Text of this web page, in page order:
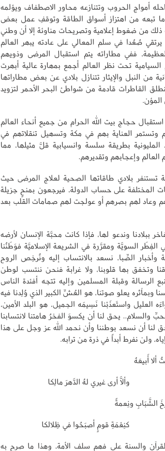
أمواج الحروب وتتنازعه محاور الاصطفاف ويؤلمه
تبعه من اهتزاز أسواق الطاقة وتوقفِ عمل بعض
من ضغوط إعلامية وتصريحات مناوئة إلا أن وطني
صُعُدا في سلم المعالي على عادته يبهر العالم
العظيمة، ففي مطاراته يتم استقبال المرضى وذويهم
تحت نظر العالم أجمع بمهارة عالية أبهرت
من النبل والإيثار تتنازل بلادي عن بعض مطاراتها
القاطرات قادمة من شواطئ البحر الأحمر لتزويد
المؤن.
حجاج بيت الله الحرام من جميع أنحاء العالم
وتستمر العناية بهم في مكة وتسهيل تنقلاتهم في
بطريقة سلسة وانسيابية قلَّ مثيلها، مما
وإعجابهم وتقديرهم.
بلادي طاقاتها الصحية لعلاج المرضى حيث
المختلفة على حساب الدولة، فيرجعون بمنحٍ جزيلة
وعاد لهم بصرهم أو عولجت لهم صمامات القلب بعد
ببلادنا وندعو لها، فإذا كانت محبَّة الإنسان لأرضه
الفِطَر السويَّة ومقرَّرة في الشريعة الإسلاميَّة فوَطَنُنا
وأخبار الصِّبا، نسعد بالانتساب إليه ونُرخِص الروح
وتخفق بها قلوبنا، ولا غرابة فنحن ننتسب لوطن
الرسالة وقبلة المسلمين وإليه تتجه أفئدة الناس
وبمآثره يعلو صوتنا، هو العُشِّ الكبير الذي وُلِدنا فيه
العليل واستَعذَبْنا نَسِيمَه الجميل، هو البلد الأمين،
والسلام.. يحق لنا أن يكسوَ الفخرُ هامتنا لانتسابنا
لنا أن نسعد بوطننا وأن نحمد الله عز وجل على هذا
ولن نفرط أبداً في ذرة من ترابه.
ألا أَبيعَهُ
وألاَّ أرى غيري لهُ الدَّهرَ مالِكا
الشَّبَابِ ونِعمةً
كنِعْمَةِ قومٍ أصبَحُوا في ظِلالكا
والسنة على فهمِ سلف الأمة، وهذا ما صرح به